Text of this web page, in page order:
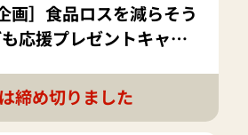
画］食品ロスを減らそう
も応援プレゼントキャン
締め切りました